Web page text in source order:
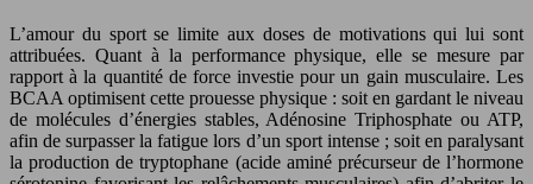
L’amour du sport se limite aux doses de motivations qui lui sont
attribuées. Quant à la performance physique, elle se mesure par
rapport à la quantité de force investie pour un gain musculaire. Les
BCAA optimisent cette prouesse physique : soit en gardant le niveau
de molécules d’énergies stables, Adénosine Triphosphate ou ATP,
afin de surpasser la fatigue lors d’un sport intense ; soit en paralysant
la production de tryptophane (acide aminé précurseur de l’hormone